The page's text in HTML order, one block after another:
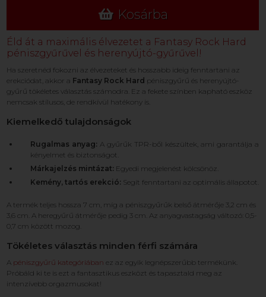
Kosárba
Éld át a maximális élvezetet a Fantasy Rock Hard
péniszgyűrűvel és herenyújtó-gyűrűvel!
Ha szeretnéd fokozni az élvezeteket és hosszabb ideig fenntartani az
erekciódat, akkor a Fantasy Rock Hard péniszgyűrű és herenyújtó-
gyűrű tökéletes választás számodra. Ez a fekete színben kapható eszköz
nemcsak stílusos, de rendkívül hatékony is.
Kiemelkedő tulajdonságok
Rugalmas anyag: A gyűrűk TPR-ből készültek, ami garantálja a
kényelmet és biztonságot.
Márkajelzés mintázat: Egyedi megjelenést kölcsönöz.
Kemény, tartós erekció: Segít fenntartani az optimális állapotot.
A termék teljes hossza 7 cm, míg a péniszgyűrűk belső átmérője 3,2 cm és
3,6 cm. A heregyűrű átmérője pedig 3 cm. Az anyagvastagság változó: 0,5-
0,7 cm között mozog.
Tökéletes választás minden férfi számára
A péniszgyűrű kategóriában ez az egyik legnépszerűbb termékünk.
Próbáld ki te is ezt a fantasztikus eszközt és tapasztald meg az
intenzívebb orgazmusokat!